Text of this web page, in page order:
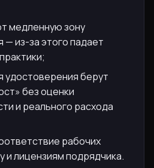
медленную зону
из-за этого падает
удостоверения берут
без оценки
и реального расхода
рабочих
и лицензиям подрядчика.